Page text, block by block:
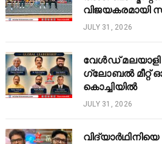
വിജയകരമായി
JULY 31, 2026
വേൾഡ്
ഗ്ലോബൽ മീറ്റ്
കൊച്ചിയിൽ
JULY 31, 2026
വിദ്യാർഥിനിയെ